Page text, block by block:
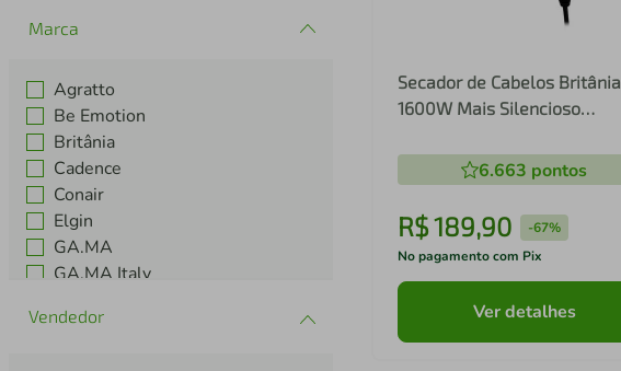
Verde
Marca
Agratto
Be Emotion
Britânia
Cadence
Conair
Elgin
GA.MA
GA.MA Italy
Genérica
Secador de Cabelos Britânia
1600W Mais Silencioso
6.663 pontos
R$189,90 -67%
No pagamento com Pix
Ver detalhes